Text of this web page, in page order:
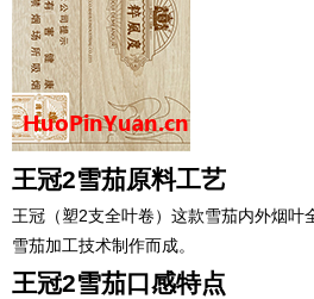
王冠2雪茄原料工艺
王冠（塑2支全叶卷）这款雪茄内外烟叶
雪茄加工技术制作而成。
王冠2雪茄口感特点